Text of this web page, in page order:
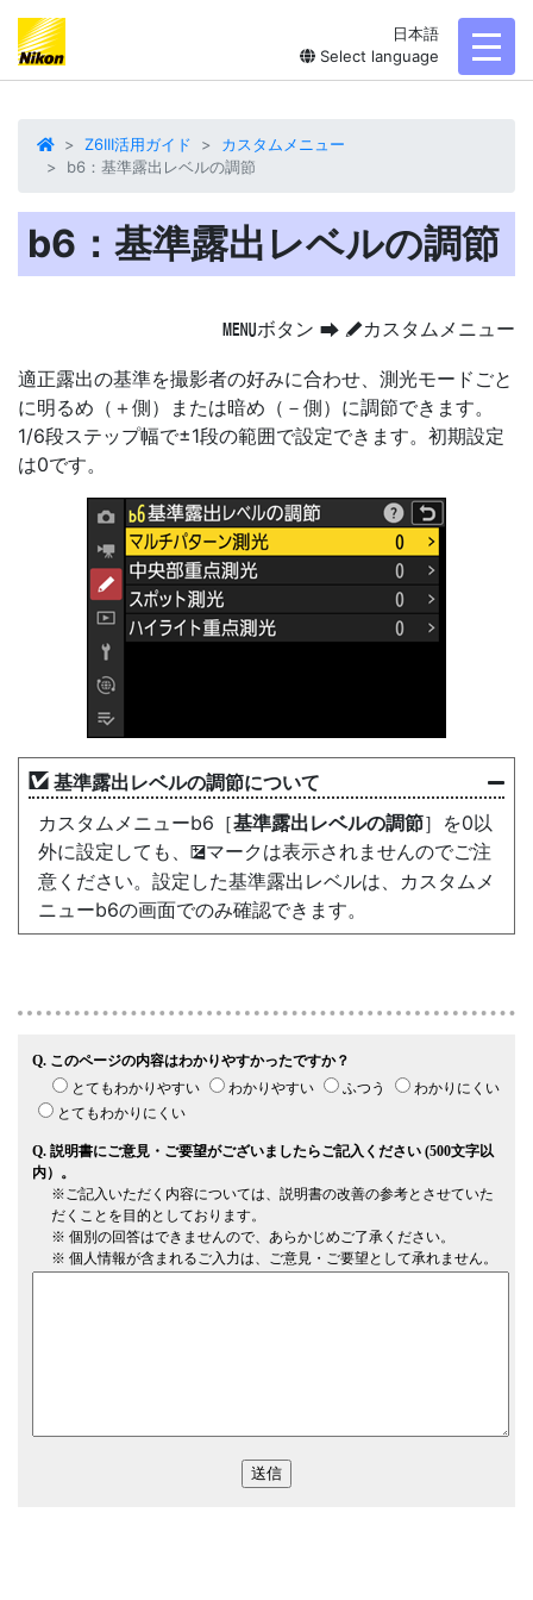
日本語
Select language
Z6III活用ガイド
カスタムメニュー
b6：基準露出レベルの調節
b6：基準露出レベルの調節
Gボタン U Aカスタムメニュー
適正露出の基準を撮影者の好みに合わせ、測光モードごと
に明るめ（＋側）または暗め（－側）に調節できます。
1/6段ステップ幅で±1段の範囲で設定できます。初期設定
は0です。
基準露出レベルの調節について
カスタムメニューb6［基準露出レベルの調節］を0以
外に設定しても、
E マークは表示されませんのでご注
意ください。設定した基準露出レベルは、カスタムメ
ニューb6の画面でのみ確認できます。